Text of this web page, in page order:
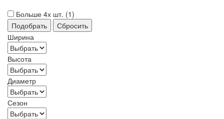
Больше 4х шт. (1)
Ширина
Высота
Диаметр
Сезон